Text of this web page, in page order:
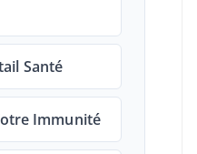
Santé
Immunité